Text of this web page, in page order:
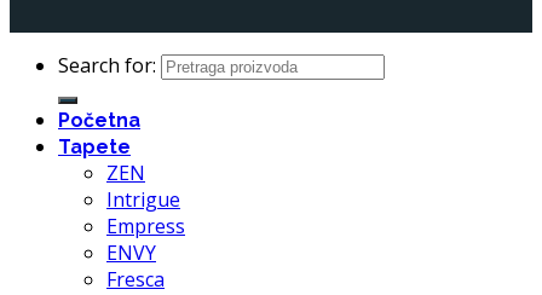
Search for:
Početna
Tapete
ZEN
Intrigue
Empress
ENVY
Fresca